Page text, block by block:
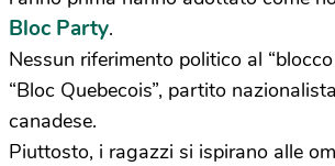
Bloc Party.
Nessun riferimento politico al
“Bloc Quebecois”, partito
canadese.
Piuttosto, i ragazzi si ispirano alle